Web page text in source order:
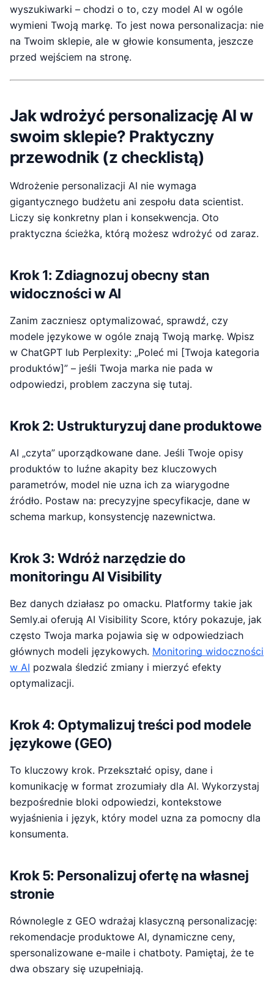
wyszukiwarki – chodzi o to, czy model AI w ogóle
wymieni Twoją markę. To jest nowa personalizacja: nie
na Twoim sklepie, ale w głowie konsumenta, jeszcze
przed wejściem na stronę.
Jak wdrożyć personalizację AI w
swoim sklepie? Praktyczny
przewodnik (z checklistą)
Wdrożenie personalizacji AI nie wymaga
gigantycznego budżetu ani zespołu data scientist.
Liczy się konkretny plan i konsekwencja. Oto
praktyczna ścieżka, którą możesz wdrożyć od zaraz.
Krok 1: Zdiagnozuj obecny stan
widoczności w AI
Zanim zaczniesz optymalizować, sprawdź, czy
modele językowe w ogóle znają Twoją markę. Wpisz
w ChatGPT lub Perplexity: „Poleć mi [Twoja kategoria
produktów]” – jeśli Twoja marka nie pada w
odpowiedzi, problem zaczyna się tutaj.
Krok 2: Ustrukturyzuj dane produktowe
AI „czyta” uporządkowane dane. Jeśli Twoje opisy
produktów to luźne akapity bez kluczowych
parametrów, model nie uzna ich za wiarygodne
źródło. Postaw na: precyzyjne specyfikacje, dane w
schema markup, konsystencję nazewnictwa.
Krok 3: Wdróż narzędzie do
monitoringu AI Visibility
Bez danych działasz po omacku. Platformy takie jak
Semly.ai oferują AI Visibility Score, który pokazuje, jak
często Twoja marka pojawia się w odpowiedziach
głównych modeli językowych. Monitoring widoczności
w AI pozwala śledzić zmiany i mierzyć efekty
optymalizacji.
Krok 4: Optymalizuj treści pod modele
językowe (GEO)
To kluczowy krok. Przekształć opisy, dane i
komunikację w format zrozumiały dla AI. Wykorzystaj
bezpośrednie bloki odpowiedzi, kontekstowe
wyjaśnienia i język, który model uzna za pomocny dla
konsumenta.
Krok 5: Personalizuj ofertę na własnej
stronie
Równolegle z GEO wdrażaj klasyczną personalizację:
rekomendacje produktowe AI, dynamiczne ceny,
spersonalizowane e-maile i chatboty. Pamiętaj, że te
dwa obszary się uzupełniają.